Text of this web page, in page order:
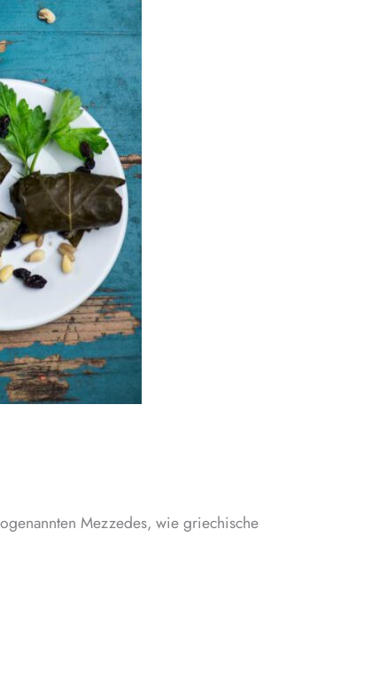
Mezzedes, wie griechische